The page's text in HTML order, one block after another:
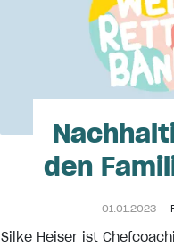
den
01.01.2023
Silke Heiser ist